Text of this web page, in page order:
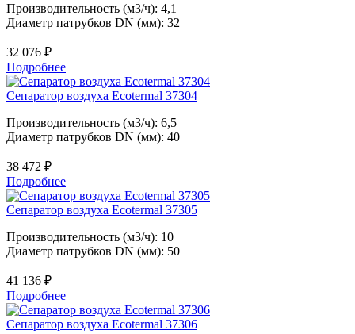
Производительность (м3/ч): 4,1
Диаметр патрубков DN (мм): 32
32 076 ₽
Подробнее
Сепаратор воздуха Ecotermal 37304
Производительность (м3/ч): 6,5
Диаметр патрубков DN (мм): 40
38 472 ₽
Подробнее
Сепаратор воздуха Ecotermal 37305
Производительность (м3/ч): 10
Диаметр патрубков DN (мм): 50
41 136 ₽
Подробнее
Сепаратор воздуха Ecotermal 37306